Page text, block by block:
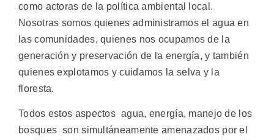
como actoras de la política ambiental local.
Nosotras somos quienes administramos el agua en
las comunidades, quienes nos ocupamos de la
generación y preservación de la energía, y también
quienes explotamos y cuidamos la selva y la
floresta.
Todos estos aspectos  agua, energía, manejo de los
bosques  son simultáneamente amenazados por el